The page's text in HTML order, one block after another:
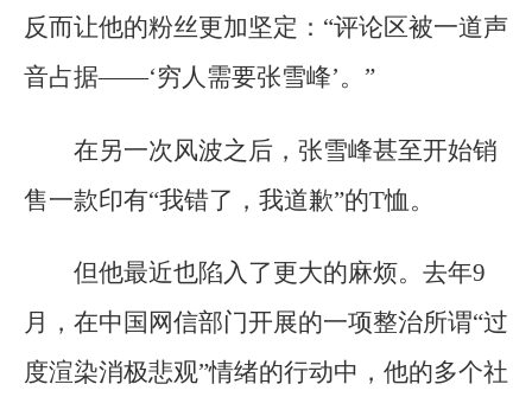
反而让他的粉丝更加坚定：“评论区被一道声
音占据——‘穷人需要张雪峰’。”
在另一次风波之后，张雪峰甚至开始销
售一款印有“我错了，我道歉”的T恤。
但他最近也陷入了更大的麻烦。去年9
月，在中国网信部门开展的一项整治所谓“过
度渲染消极悲观”情绪的行动中，他的多个社